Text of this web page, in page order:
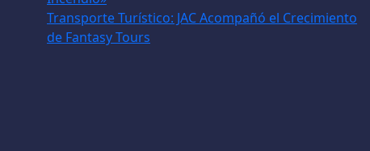
Transporte Turístico: JAC Acompañó el Crecimiento
de Fantasy Tours